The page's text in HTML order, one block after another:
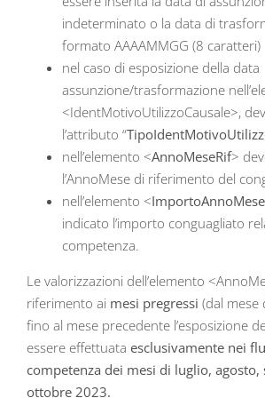
indeterminato o la data di
formato AAAAMMGG (8 caratteri)
nel caso di esposizione della data
assunzione/trasformazione
<IdentMotivoUtilizzoCausale>,
l’attributo “
nell’elemento <AnnoMeseRif>
l’AnnoMese di riferimento del
nell’elemento <
indicato l’importo conguagliato
competenza.
Le valorizzazioni dell’elemento
riferimento ai mesi pregressi (dal mese
fino al mese precedente l’esposizione
essere effettuata esclusivamente nei
competenza dei mesi di luglio, agosto,
ottobre 2023.